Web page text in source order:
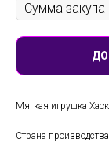
Мягкая игрушка
Страна